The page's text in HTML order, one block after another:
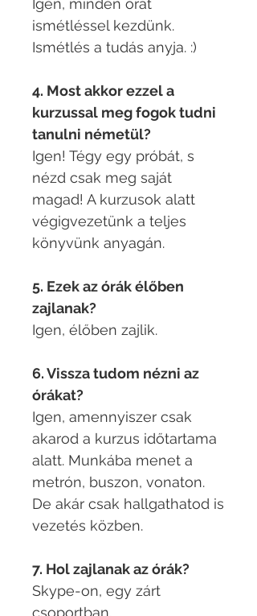
Igen, minden órát
ismétléssel kezdünk.
Ismétlés a tudás anyja. :)
4. Most akkor ezzel a
kurzussal meg fogok tudni
tanulni németül?
Igen! Tégy egy próbát, s
nézd csak meg saját
magad! A kurzusok alatt
végigvezetünk a teljes
könyvünk anyagán.
5. Ezek az órák élőben
zajlanak?
Igen, élőben zajlik.
6. Vissza tudom nézni az
órákat?
Igen, amennyiszer csak
akarod a kurzus időtartama
alatt. Munkába menet a
metrón, buszon, vonaton.
De akár csak hallgathatod is
vezetés közben.
7. Hol zajlanak az órák?
Skype-on, egy zárt
csoportban.